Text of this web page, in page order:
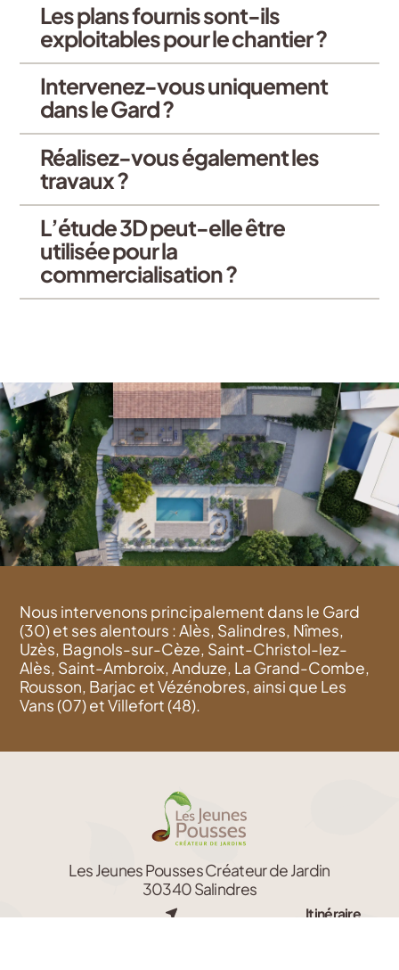
Les plans fournis sont-ils
exploitables pour le chantier ?
Intervenez-vous uniquement
dans le Gard ?
Réalisez-vous également les
travaux ?
L’étude 3D peut-elle être
utilisée pour la
commercialisation ?
Nous intervenons principalement dans le Gard
(30) et ses alentours : Alès, Salindres, Nîmes,
Uzès, Bagnols-sur-Cèze, Saint-Christol-lez-
Alès, Saint-Ambroix, Anduze, La Grand-Combe,
Rousson, Barjac et Vézénobres, ainsi que Les
Vans (07) et Villefort (48).
Les Jeunes Pousses Créateur de Jardin
30340 Salindres
Itinéraire